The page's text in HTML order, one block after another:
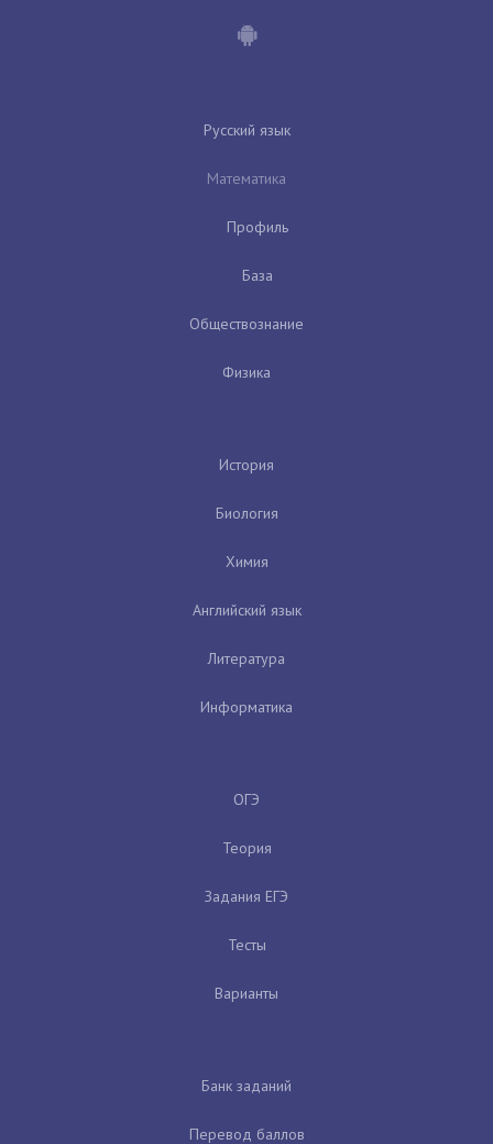
Русский язык
Математика
Профиль
База
Обществознание
Физика
История
Биология
Химия
Английский язык
Литература
Информатика
ОГЭ
Теория
Задания ЕГЭ
Тесты
Варианты
Банк заданий
Перевод баллов